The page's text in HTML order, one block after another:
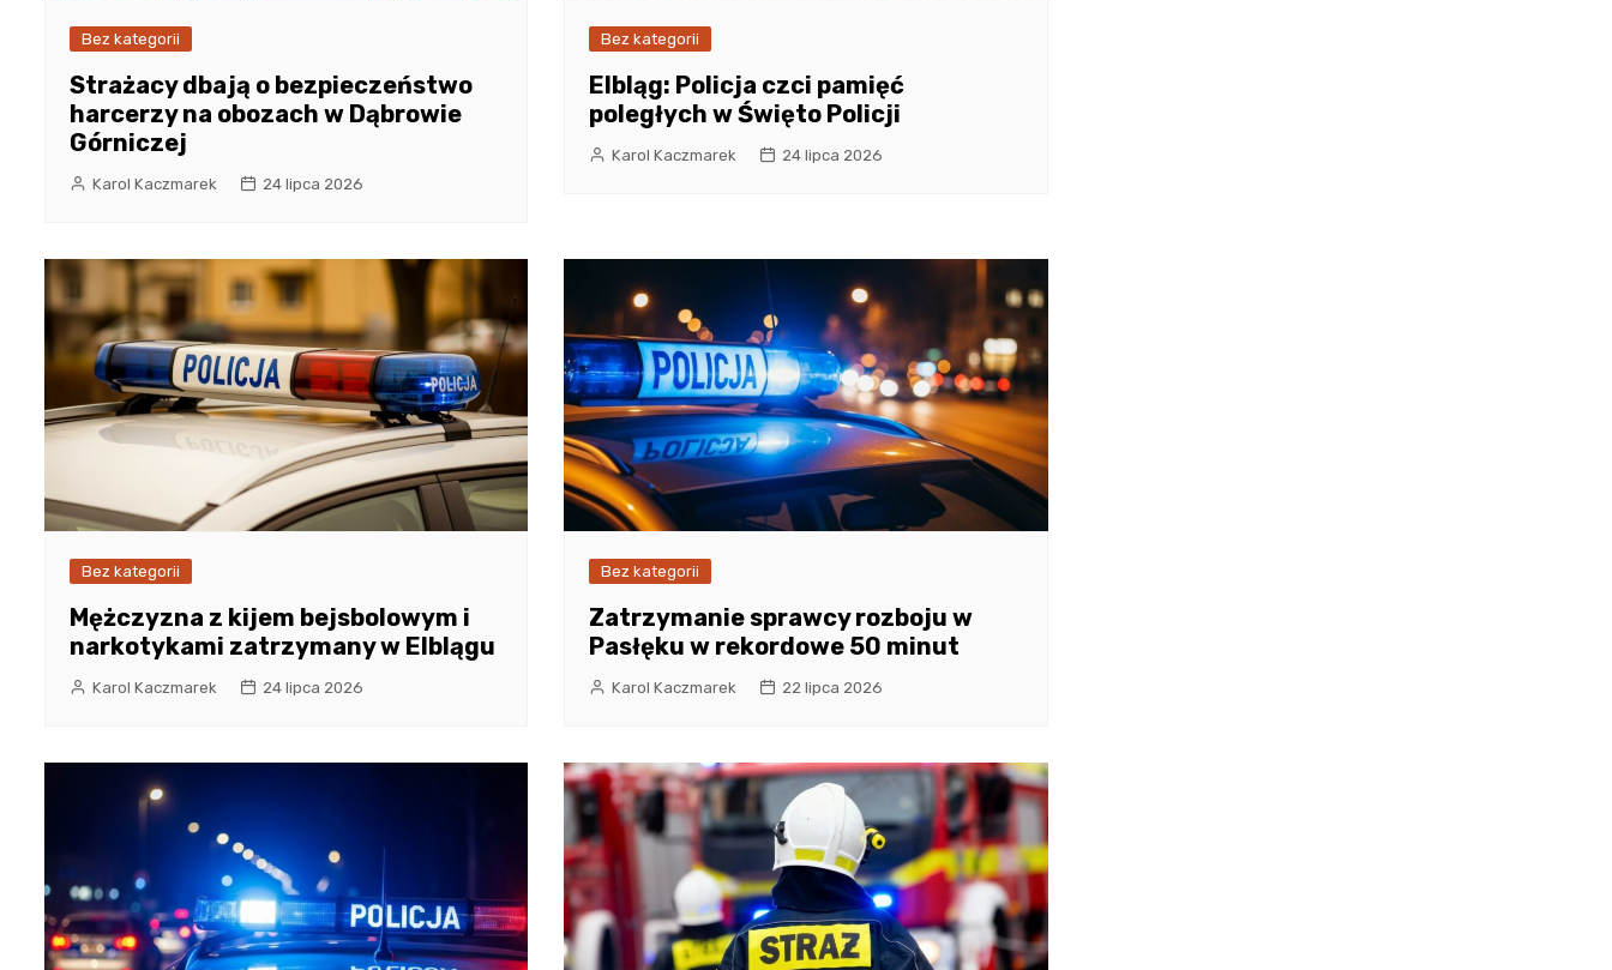
Bez kategorii
Strażacy dbają o bezpieczeństwo
harcerzy na obozach w Dąbrowie
Górniczej
Karol Kaczmarek 24 lipca 2026
Bez kategorii
Elbląg: Policja czci pamięć
poległych w Święto Policji
Karol Kaczmarek 24 lipca 2026
Bez kategorii
Mężczyzna z kijem bejsbolowym i
narkotykami zatrzymany w Elblągu
Karol Kaczmarek 24 lipca 2026
Bez kategorii
Zatrzymanie sprawcy rozboju w
Pasłęku w rekordowe 50 minut
Karol Kaczmarek 22 lipca 2026